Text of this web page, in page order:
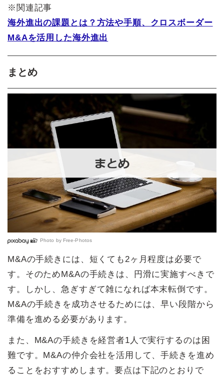
※関連記事
海外進出の課題とは？方法や手順、クロスボーダー
M&Aを活用した海外進出
まとめ
Photo by Free-Photos
M&Aの手続きには、短くても2ヶ月程度は必要で
す。そのためM&Aの手続きは、円滑に実施すべきで
す。しかし、急ぎすぎて雑になれば本末転倒です。
M&Aの手続きを成功させるためには、早い段階から
準備を進める必要があります。
また、M&Aの手続きを経営者1人で実行するのは困
難です。M&Aの仲介会社を活用して、手続きを進め
ることをおすすめします。要点は下記のとおりで